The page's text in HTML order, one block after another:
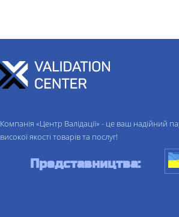
Компанія «Центр Валідації» - це ваш надійний
високої якості товарів та послуг!
Представництва: